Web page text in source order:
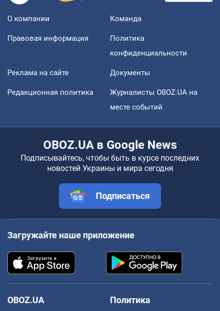
О компании Команда
Правовая информация
Политика
конфиденциальности
Реклама на сайте Документы
Редакционная политика
Журналисты OBOZ.UA на
месте событий
OBOZ.UA в Google News
Подписывайтесь, чтобы быть в курсе последних
новостей Украины и мира сегодня
Подписаться
Загружайте наше приложение
OBOZ.UA
Политика